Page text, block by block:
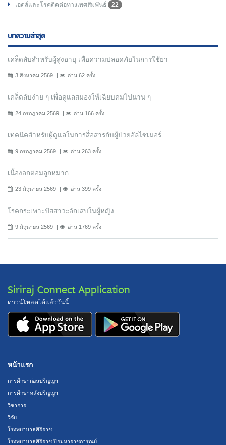
เอดส์และโรคติดต่อทางเพศสัมพันธ์
22
บทความล่าสุด
เคล็ดลับสำหรับผู้สูงอายุ เพื่อความปลอดภัยในการใช้ยา
3 สิงหาคม 2569 อ่าน 62 ครั้ง
เคล็ดลับง่าย ๆ เพื่อดูแลสมองให้เฉียบคมไปนาน ๆ
24 กรกฎาคม 2569 อ่าน 166 ครั้ง
เทคนิคสำหรับผู้ดูแลในการสื่อสารกับผู้ป่วยอัลไซเมอร์
9 กรกฎาคม 2569 อ่าน 263 ครั้ง
เนื้องอกต่อมลูกหมาก
23 มิถุนายน 2569 อ่าน 399 ครั้ง
โรคกระเพาะปัสสาวะอักเสบในผู้หญิง
9 มิถุนายน 2569 อ่าน 1769 ครั้ง
Siriraj Connect Application
ดาวน์โหลดได้แล้ววันนี้
หน้าแรก
การศึกษาก่อนปริญญา
การศึกษาหลังปริญญา
วิชาการ
วิจัย
โรงพยาบาลศิริราช
โรงพยาบาลศิริราช ปิยมหาราชการุณย์